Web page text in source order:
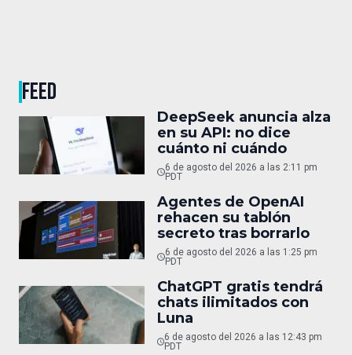
FEED
DeepSeek anuncia alza
en su API: no dice
cuánto ni cuándo
6 de agosto del 2026 a las 2:11 pm
PDT
Agentes de OpenAI
rehacen su tablón
secreto tras borrarlo
6 de agosto del 2026 a las 1:25 pm
PDT
ChatGPT gratis tendrá
chats ilimitados con
Luna
6 de agosto del 2026 a las 12:43 pm
PDT